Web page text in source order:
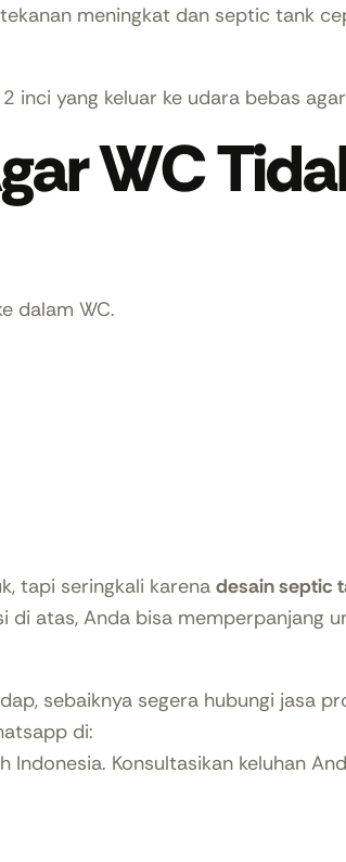
meningkat dan septic tank
yang keluar ke udara bebas
WC
dalam WC.
tapi seringkali karena desain septic
di atas, Anda bisa memperpanjang
sebaiknya segera hubungi jasa
di:
Konsultasikan keluhan